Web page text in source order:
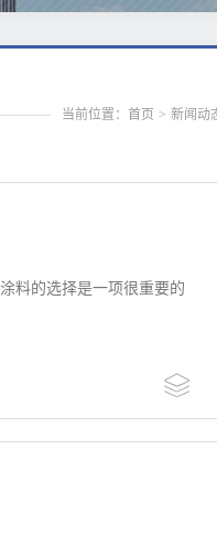
当前位置：首页 > 新闻动
料的选择是一项很重要的